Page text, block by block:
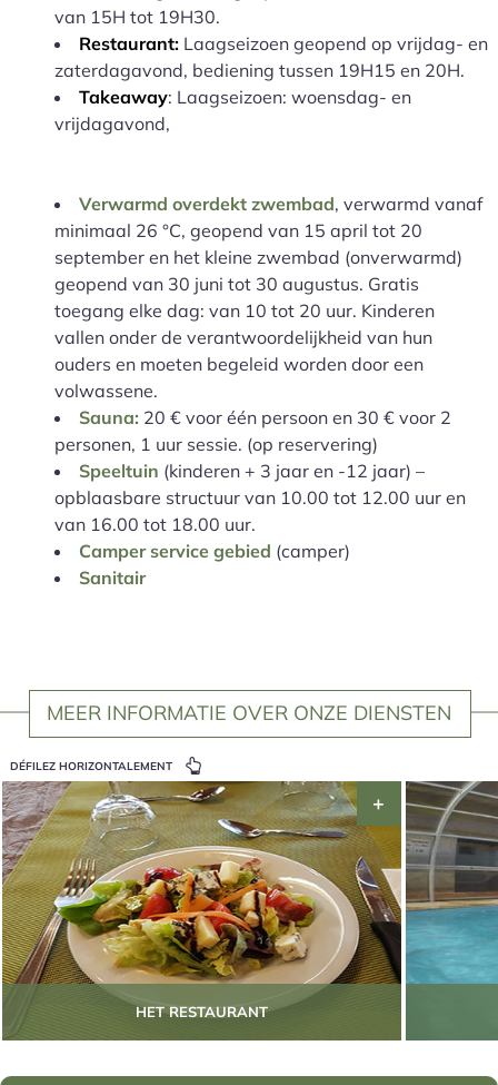
van 15H tot 19H30.
Restaurant:Laagseizoen geopend op vrijdag- en
zaterdagavond, bediening tussen 19H15 en 20H.
Takeaway: Laagseizoen: woensdag- en
vrijdagavond,
Verwarmd overdekt zwembad, verwarmd vanaf
minimaal 26 °C, geopend van 15 april tot 20
september en het kleine zwembad (onverwarmd)
geopend van 30 juni tot 30 augustus. Gratis
toegang elke dag: van 10 tot 20 uur. Kinderen
vallen onder de verantwoordelijkheid van hun
ouders en moeten begeleid worden door een
volwassene.
Sauna: 20 € voor één persoon en 30 € voor 2
personen, 1 uur sessie. (op reservering)
Speeltuin (kinderen + 3 jaar en -12 jaar) –
opblaasbare structuur van 10.00 tot 12.00 uur en
van 16.00 tot 18.00 uur.
Camper service gebied (camper)
Sanitair
MEER INFORMATIE OVER ONZE DIENSTEN
DÉFILEZ HORIZONTALEMENT
HET RESTAURANT